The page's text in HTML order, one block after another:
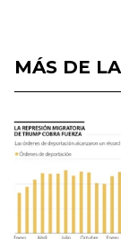
MÁS DE